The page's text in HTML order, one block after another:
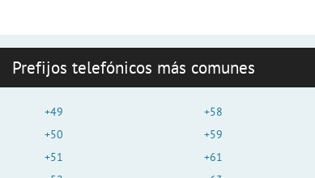
Prefijos telefónicos más comunes
+49
+50
+51
+58
+59
+61